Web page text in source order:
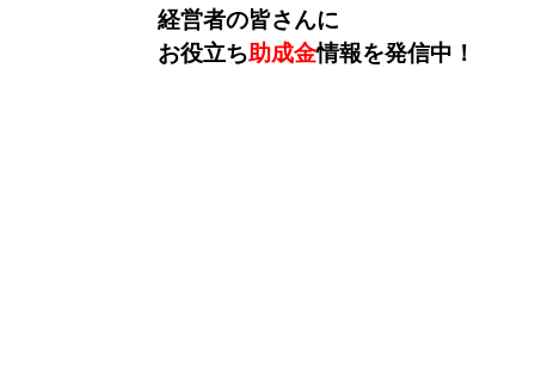
経営者の皆さんに
お役立ち助成金情報を発信中！